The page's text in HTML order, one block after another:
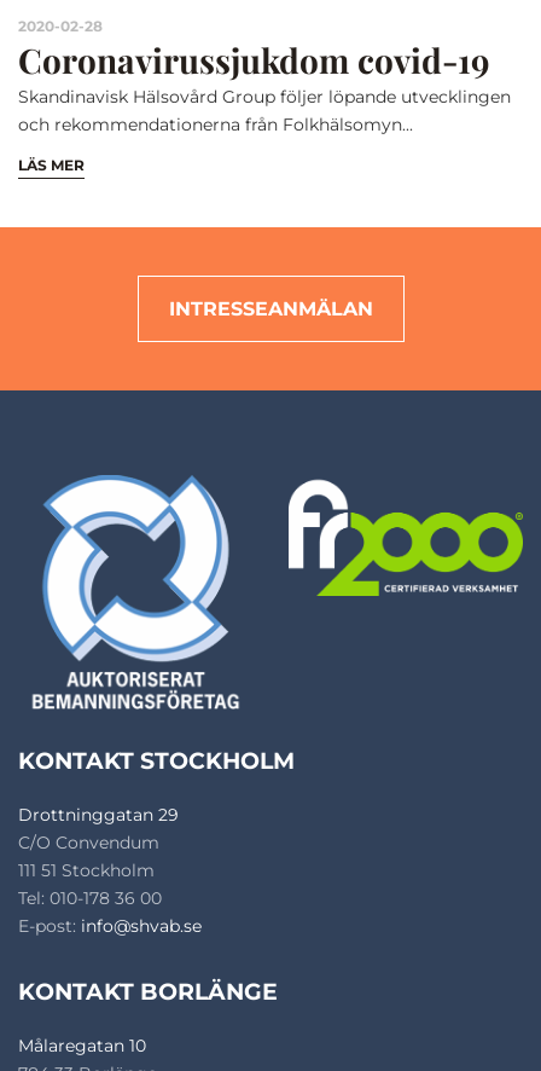
2020-02-28
Coronavirussjukdom covid-19
Skandinavisk Hälsovård Group följer löpande utvecklingen
och rekommendationerna från Folkhälsomyn...
LÄS MER
INTRESSEANMÄLAN
KONTAKT STOCKHOLM
Drottninggatan 29
C/O Convendum
111 51 Stockholm
Tel: 010-178 36 00
E-post: info@shvab.se
KONTAKT BORLÄNGE
Målaregatan 10